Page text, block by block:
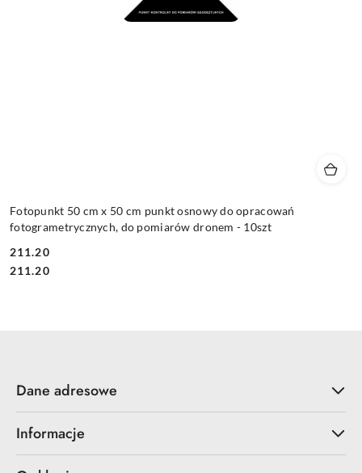
Fotopunkt 50 cm x 50 cm punkt osnowy do opracowań
fotogrametrycznych, do pomiarów dronem - 10szt
Cena:
211.20
Cena:
211.20
Dane adresowe
Informacje